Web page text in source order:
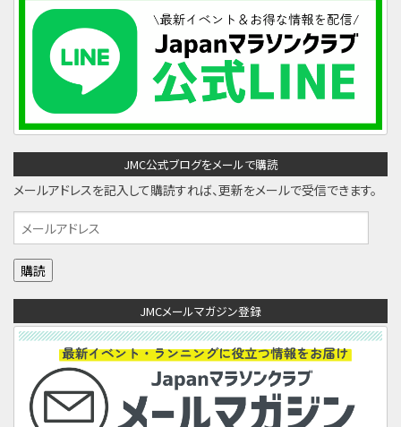
JMC公式ブログをメールで購読
メールアドレスを記入して購読すれば、更新をメールで受信できます。
メ
ー
ル
レ
JMCメールマガジン登録